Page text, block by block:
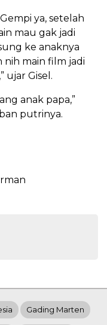
ya, setelah
mau gak jadi
ke anaknya
nih main film jadi
ujar Gisel.
anak papa,”
putrinya.
Gading Marten